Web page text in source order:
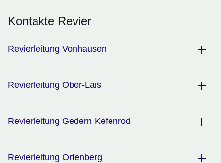
Kontakte Revier
Revierleitung Vonhausen
Revierleitung Ober-Lais
Revierleitung Gedern-Kefenrod
Revierleitung Ortenberg